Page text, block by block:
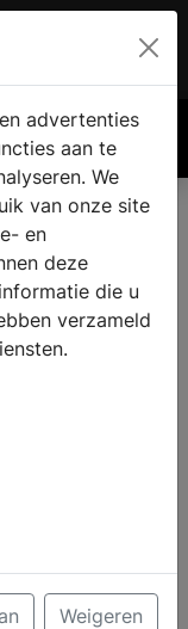
€ 0.00
en zoekt u
van de
klaar om
aan
kies voor aparte
de
verlichting.
advertenties
aan te
We
van onze site
en
deze
die u
verzameld
Weigeren